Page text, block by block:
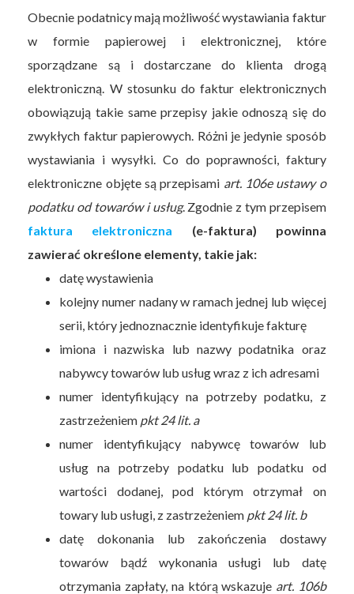
Obecnie podatnicy mają możliwość wystawiania faktur
w formie papierowej i elektronicznej, które
sporządzane są i dostarczane do klienta drogą
elektroniczną. W stosunku do faktur elektronicznych
obowiązują takie same przepisy jakie odnoszą się do
zwykłych faktur papierowych. Różni je jedynie sposób
wystawiania i wysyłki. Co do poprawności, faktury
elektroniczne objęte są przepisami art. 106e ustawy o
podatku od towarów i usług. Zgodnie z tym przepisem
faktura elektroniczna (e-faktura) powinna
zawierać określone elementy, takie jak:
datę wystawienia
kolejny numer nadany w ramach jednej lub więcej
serii, który jednoznacznie identyfikuje fakturę
imiona i nazwiska lub nazwy podatnika oraz
nabywcy towarów lub usług wraz z ich adresami
numer identyfikujący na potrzeby podatku, z
zastrzeżeniem pkt 24 lit. a
numer identyfikujący nabywcę towarów lub
usług na potrzeby podatku lub podatku od
wartości dodanej, pod którym otrzymał on
towary lub usługi, z zastrzeżeniem pkt 24 lit. b
datę dokonania lub zakończenia dostawy
towarów bądź wykonania usługi lub datę
otrzymania zapłaty, na którą wskazuje art. 106b